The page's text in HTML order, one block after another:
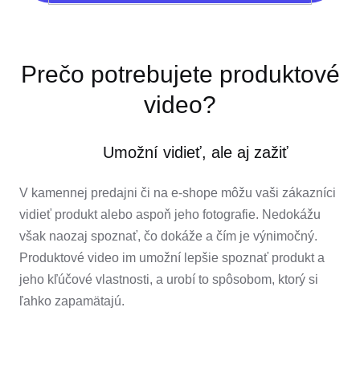
Prečo potrebujete produktové
video?
Umožní vidieť, ale aj zažiť
V kamennej predajni či na e-shope môžu vaši zákazníci
vidieť produkt alebo aspoň jeho fotografie. Nedokážu
však naozaj spoznať, čo dokáže a čím je výnimočný.
Produktové video im umožní lepšie spoznať produkt a
jeho kľúčové vlastnosti, a urobí to spôsobom, ktorý si
ľahko zapamätajú.